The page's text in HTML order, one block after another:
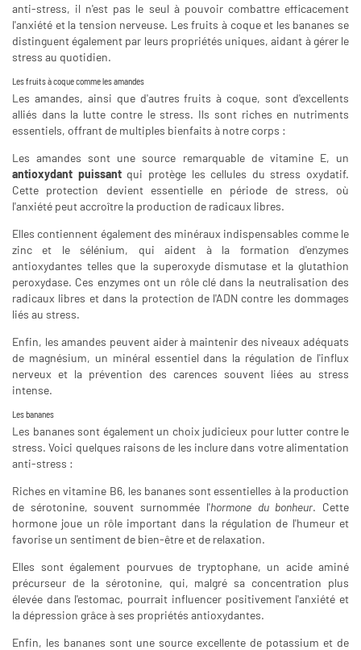
anti-stress, il n'est pas le seul à pouvoir combattre efficacement
l'anxiété et la tension nerveuse. Les fruits à coque et les bananes se
distinguent également par leurs propriétés uniques, aidant à gérer le
stress au quotidien.
Les fruits à coque comme les amandes
Les amandes, ainsi que d'autres fruits à coque, sont d'excellents
alliés dans la lutte contre le stress. Ils sont riches en nutriments
essentiels, offrant de multiples bienfaits à notre corps :
Les amandes sont une source remarquable de vitamine E, un
antioxydant puissantqui protège les cellules du stress oxydatif.
Cette protection devient essentielle en période de stress, où
l'anxiété peut accroître la production de radicaux libres.
Elles contiennent également des minéraux indispensables comme le
zinc et le sélénium, qui aident à la formation d'enzymes
antioxydantes telles que la superoxyde dismutase et la glutathion
peroxydase. Ces enzymes ont un rôle clé dans la neutralisation des
radicaux libres et dans la protection de l'ADN contre les dommages
liés au stress.
Enfin, les amandes peuvent aider à maintenir des niveaux adéquats
de magnésium, un minéral essentiel dans la régulation de l'influx
nerveux et la prévention des carences souvent liées au stress
intense.
Les bananes
Les bananes sont également un choix judicieux pour lutter contre le
stress. Voici quelques raisons de les inclure dans votre alimentation
anti-stress :
Riches en vitamine B6, les bananes sont essentielles à la production
de sérotonine, souvent surnommée l'hormone du bonheur. Cette
hormone joue un rôle important dans la régulation de l'humeur et
favorise un sentiment de bien-être et de relaxation.
Elles sont également pourvues de tryptophane, un acide aminé
précurseur de la sérotonine, qui, malgré sa concentration plus
élevée dans l'estomac, pourrait influencer positivement l'anxiété et
la dépression grâce à ses propriétés antioxydantes.
Enfin, les bananes sont une source excellente de potassium et de